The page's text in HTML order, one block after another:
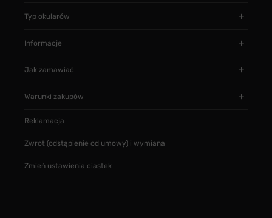
Typ okularów
Informacje
Jak zamawiać
Warunki zakupów
Reklamacja
Zwrot (odstąpienie od umowy) i wymiana
Zmień ustawienia ciastek